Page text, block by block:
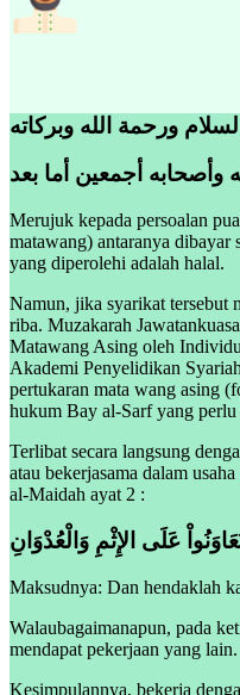
ورحمة الله وبركاته
وأصحابه أجمعين أما بعد
Merujuk kepada persoalan
matawang) antaranya dibayar
yang diperolehi adalah halal.
Namun, jika syarikat tersebut
riba. Muzakarah
Matawang Asing oleh
Akademi Penyelidikan
pertukaran mata wang asing
hukum Bay al-Sarf yang
Terlibat secara langsung
atau bekerjasama dalam
al-Maidah ayat 2 :
عَلَى الإِثْمِ وَالْعُدْوَانِ
Maksudnya: Dan hendaklah
Walaubagaimanapun, pada
mendapat pekerjaan yang lain.
Kesimpulannya, bekerja